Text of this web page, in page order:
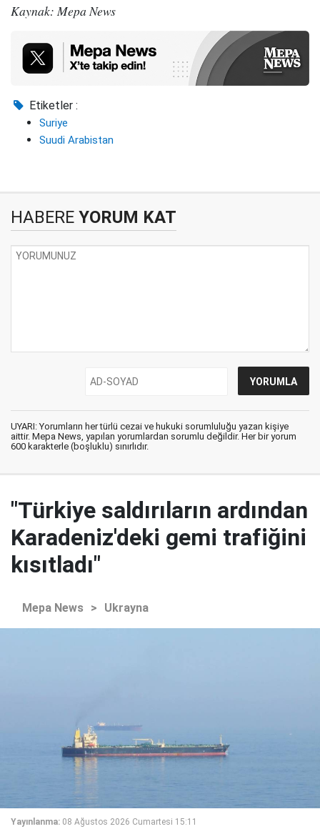
Kaynak: Mepa News
Etiketler :
Suriye
Suudi Arabistan
HABERE YORUM KAT
UYARI: Yorumların her türlü cezai ve hukuki sorumluluğu yazan kişiye
aittir. Mepa News, yapılan yorumlardan sorumlu değildir. Her bir yorum
600 karakterle (boşluklu) sınırlıdır.
"Türkiye saldırıların ardından
Karadeniz'deki gemi trafiğini
kısıtladı"
Mepa News > Ukrayna
Yayınlanma: 08 Ağustos 2026 Cumartesi 15:11